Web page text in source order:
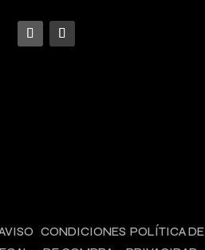
CONDICIONES POLÍTICA DE